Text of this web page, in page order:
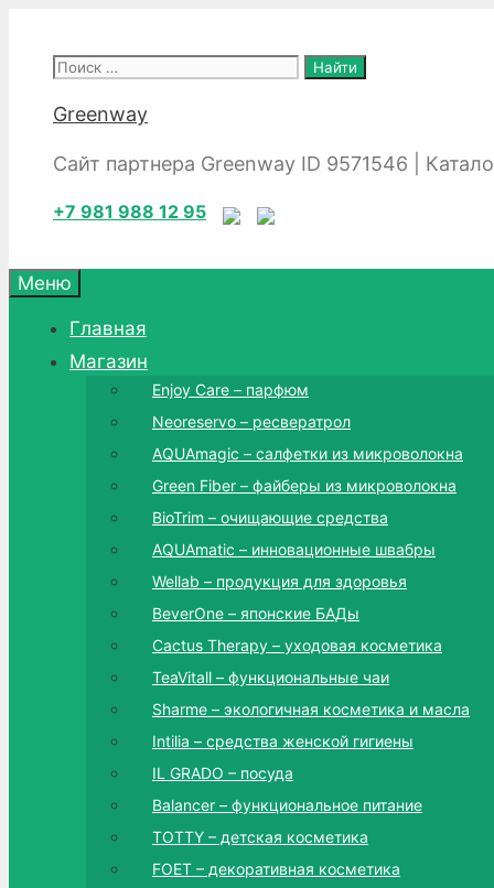
содержимому
Поиск:
Greenway
Сайт партнера Greenway ID 9571546 |
+7 981 988 12 95
Меню
Главная
Магазин
Enjoy Care – парфюм
Neoreservo – ресвератрол
AQUAmagic – салфетки из микроволокна
Green Fiber – файберы из микроволокна
BioTrim – очищающие средства
AQUAmatic – инновационные швабры
Wellab – продукция для здоровья
BeverOne – японские БАДы
Cactus Therapy – уходовая косметика
TeaVitall – функциональные чаи
Sharme – экологичная косметика и масла
Intilia – средства женской гигиены
IL GRADO – посуда
Balancer – функциональное питание
TOTTY – детская косметика
FOET – декоративная косметика